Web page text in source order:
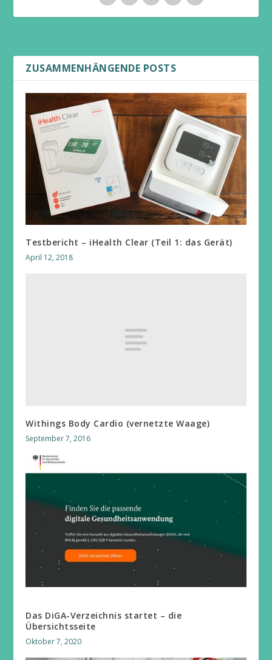
ZUSAMMENHÄNGENDE POSTS
Testbericht – iHealth Clear (Teil 1: das Gerät)
April 12, 2018
Withings Body Cardio (vernetzte Waage)
September 7, 2016
Das DiGA-Verzeichnis startet – die
Übersichtsseite
Oktober 7, 2020